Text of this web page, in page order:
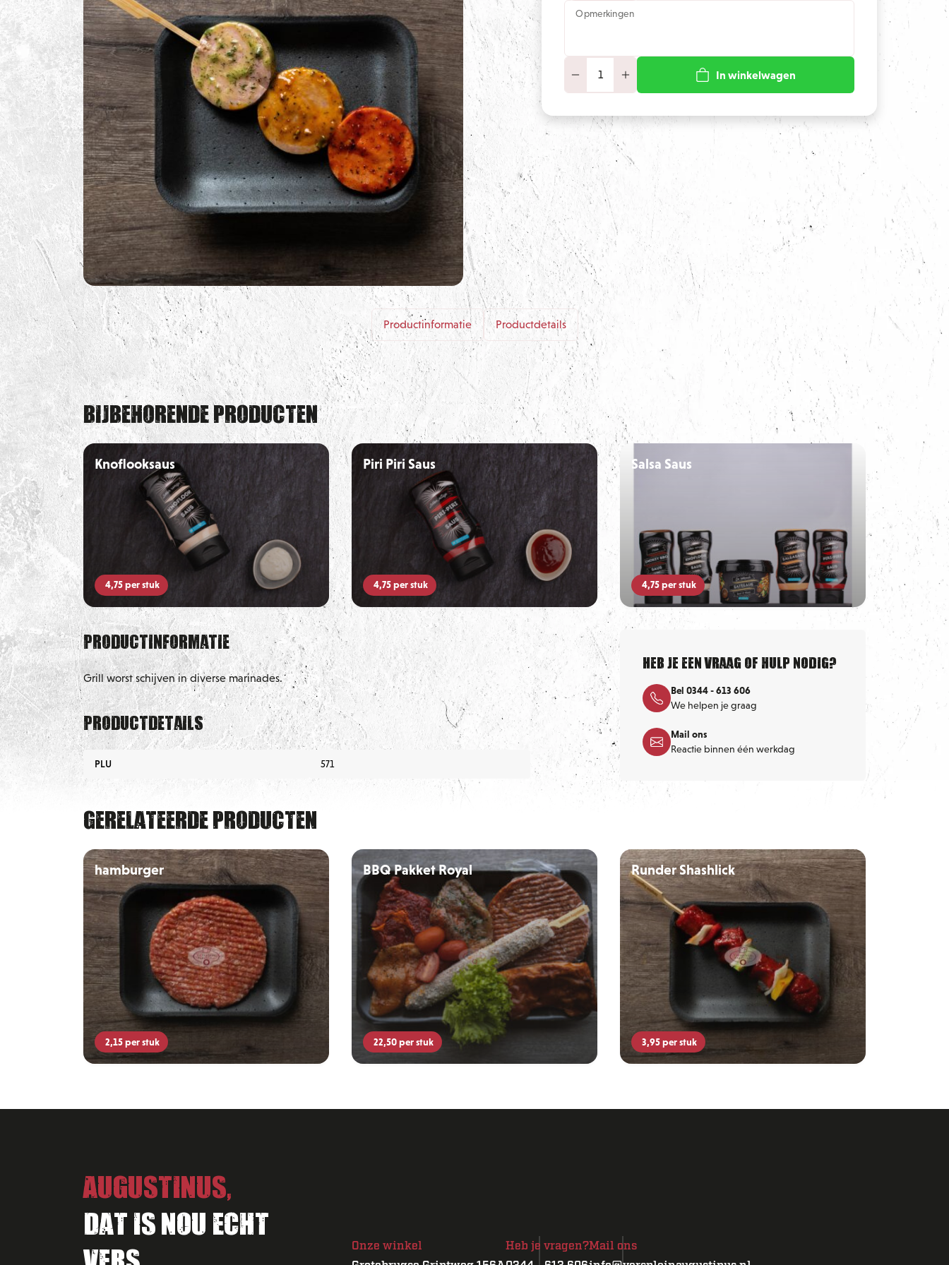
BBQ Sauzen
BBQ Benodigdheden
BBQ Voor De Kids
Opmerkingen
In winkelwagen
Productinformatie Productdetails
Bijbehorende producten
Knoflooksaus
4,75per stuk
Piri Piri Saus
4,75per stuk
Salsa Saus
4,75per stuk
Productinformatie
Grill worst schijven in diverse marinades.
Productdetails
PLU 571
Heb je een vraag of hulp nodig?
Bel 0344 - 613 606
We helpen je graag
Mail ons
Reactie binnen één werkdag
Gerelateerde producten
hamburger
2,15per stuk
BBQ Pakket Royal
22,50per stuk
Runder Shashlick
3,95per stuk
Augustinus,
Dat is nou echt
vers.
Onze winkel
Heb je vragen?Mail ons